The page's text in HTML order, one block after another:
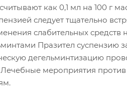
как 0,1 мл на 100 г
следует тщательно
слабительных средств
Празител суспензию
дегельминтизацию
мероприятия